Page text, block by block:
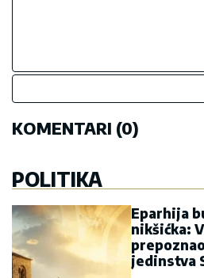
KOMENTARI (0)
POLITIKA
Eparhija
nikšićka:
jedinstva